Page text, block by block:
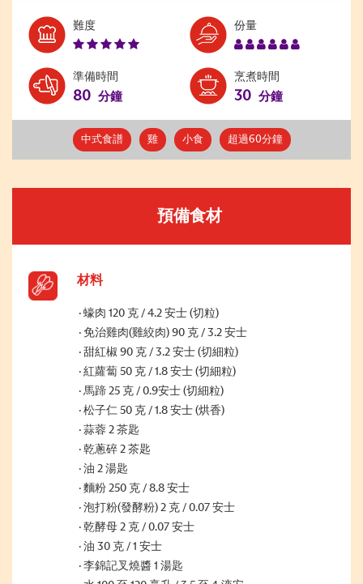
難度Level:
份量Serves:
準備時間
80 分鐘
烹煮時間
30 分鐘
中式食譜 雞 小食 超過60分鐘
預備食材
材料
蠔肉 120 克 / 4.2 安士 (切粒)
免治雞肉(雞絞肉) 90 克 / 3.2 安士
甜紅椒 90 克 / 3.2 安士 (切細粒)
紅蘿蔔 50 克 / 1.8 安士 (切細粒)
馬蹄 25 克 / 0.9安士 (切細粒)
松子仁 50 克 / 1.8 安士 (烘香)
蒜蓉 2 茶匙
乾蔥碎 2 茶匙
油 2 湯匙
麵粉 250 克 / 8.8 安士
泡打粉(發酵粉) 2 克 / 0.07 安士
乾酵母 2 克 / 0.07 安士
油 30 克 / 1 安士
李錦記叉燒醬 1 湯匙